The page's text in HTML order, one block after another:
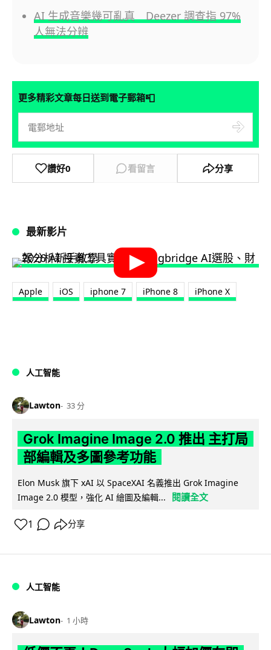
AI 生成音樂幾可亂真 Deezer 調查指 97%
人無法分辨
更多精彩文章每日送到電子郵箱📮
讚好0 看留言 分享
最新影片
Apple iOS iphone 7 iPhone 8 iPhone X
人工智能
Lawton 33 分
Grok Imagine Image 2.0 推出 主打局
部編輯及多圖參考功能
Elon Musk 旗下 xAI 以 SpaceXAI 名義推出 Grok Imagine
Image 2.0 模型，強化 AI 繪圖及編輯...
閱讀全文
1 分享
人工智能
Lawton 1 小時